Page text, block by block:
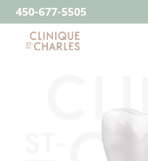
450-677-5505